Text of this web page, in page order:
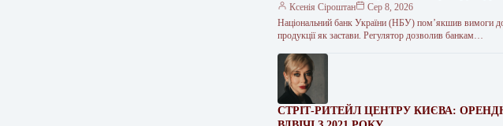
Ксенія Сіроштан
Сер 8, 2026
Національний банк України (НБУ) пом’якшив вимоги до
продукції як застави. Регулятор дозволив банкам…
СТРІТ-РИТЕЙЛ ЦЕНТРУ КИЄВА: